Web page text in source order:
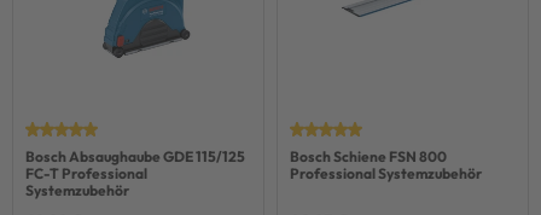
Bosch Absaughaube GDE 115/125
FC-T Professional
Systemzubehör
Bosch Schiene FSN 800
Professional Systemzubehör